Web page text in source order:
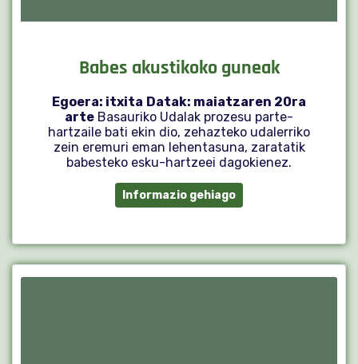
Babes akustikoko guneak
Egoera: itxita Datak: maiatzaren 20ra
arte Basauriko Udalak prozesu parte-
hartzaile bati ekin dio, zehazteko udalerriko
zein eremuri eman lehentasuna, zaratatik
babesteko esku-hartzeei dagokienez.
Informazio gehiago